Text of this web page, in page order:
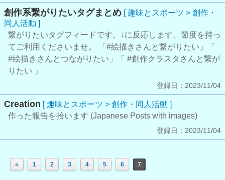
創作系繋がりたいタグまとめ [ 趣味とスポーツ > 創作・
同人活動 ]
繋がりたいタグフィードです。↓に反応します。節度を持っ
てご利用くださいませ。 「#絵描きさんと繋がりたい」「
#絵描きさんとつながりたい」「 #創作クラスタさんと繋が
りたい 」
登録日：2023/11/04
Creation [ 趣味とスポーツ > 創作・同人活動 ]
作った報告を拾います (Japanese Posts with images)
登録日：2023/11/04
« 1 2 3 4 5 6 7